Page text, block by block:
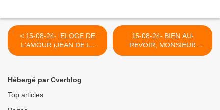
< 15-08-24- ELOGE DE
L'AMOUR (JEAN DE LA
FONTAINE)
15-08-24- BIEN AU-
REVOIR, MONSIEUR
KASBARIAN,
Hébergé par Overblog
Top articles